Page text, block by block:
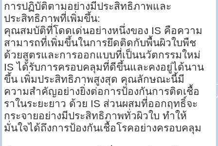
การปฏิบัติตามอย่างมีประสิทธิภาพและ
ประสิทธิภาพที่เพิ่มขึ้น:
คุณสมบัติที่โดดเด่นอย่างหนึ่งของ IS คือความ
สามารถที่เพิ่มขึ้นในการยึดติดกับพื้นผิวใบพืช
ด้วยสูตรและการออกแบบที่เป็นนวัตกรรมใหม่
IS ได้รับการครอบคลุมที่ดีขึ้นและคงอยู่ได้นาน
ขึ้น เพิ่มประสิทธิภาพสูงสุด คุณลักษณะนี้มี
ความสำคัญอย่างยิ่งต่อการป้องกันการติดเชื้อ
ราในระยะยาว ด้วย IS ส่วนผสมที่ออกฤทธิ์จะ
กระจายอย่างมีประสิทธิภาพทั่วผิวใบ ทำให้
มั่นใจได้ถึงการป้องกันเชื้อโรคอย่างครอบคลุม